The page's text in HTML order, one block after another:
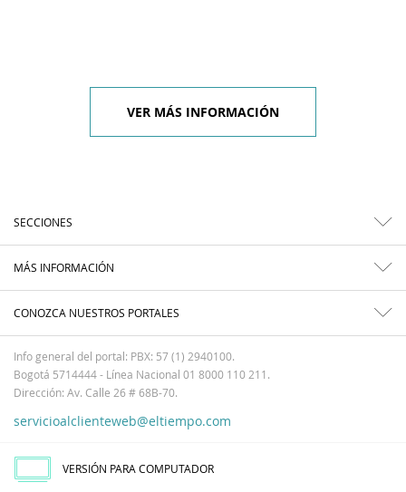
VER MÁS INFORMACIÓN
SECCIONES
MÁS INFORMACIÓN
CONOZCA NUESTROS PORTALES
Info general del portal: PBX: 57 (1) 2940100.
Bogotá 5714444 - Línea Nacional 01 8000 110 211.
Dirección: Av. Calle 26 # 68B-70.
servicioalclienteweb@eltiempo.com
VERSIÓN PARA COMPUTADOR